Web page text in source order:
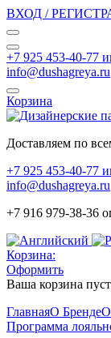
ВХОД /
+7 925 453-40-77
info@dushagreya.ru
Корзина
Доставляем по
+7 925 453-40-77
info@dushagreya.ru
+7 916 979-38-36
Корзина:
Оформить
Ваша корзина
ГлавнаяО Бренде
Программа